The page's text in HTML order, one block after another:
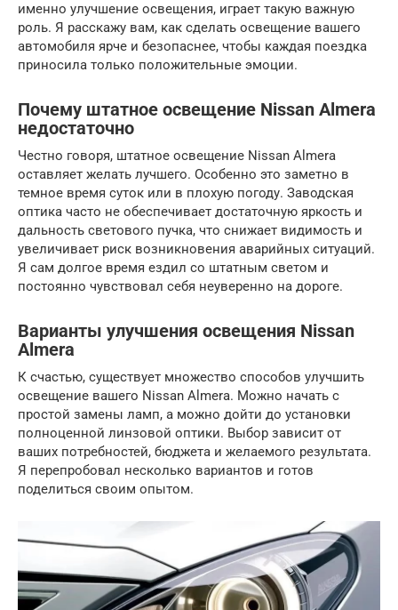
именно улучшение освещения, играет такую важную
роль. Я расскажу вам, как сделать освещение вашего
автомобиля ярче и безопаснее, чтобы каждая поездка
приносила только положительные эмоции.
Почему штатное освещение Nissan Almera
недостаточно
Честно говоря, штатное освещение Nissan Almera
оставляет желать лучшего. Особенно это заметно в
темное время суток или в плохую погоду. Заводская
оптика часто не обеспечивает достаточную яркость и
дальность светового пучка, что снижает видимость и
увеличивает риск возникновения аварийных ситуаций.
Я сам долгое время ездил со штатным светом и
постоянно чувствовал себя неуверенно на дороге.
Варианты улучшения освещения Nissan
Almera
К счастью, существует множество способов улучшить
освещение вашего Nissan Almera. Можно начать с
простой замены ламп, а можно дойти до установки
полноценной линзовой оптики. Выбор зависит от
ваших потребностей, бюджета и желаемого результата.
Я перепробовал несколько вариантов и готов
поделиться своим опытом.